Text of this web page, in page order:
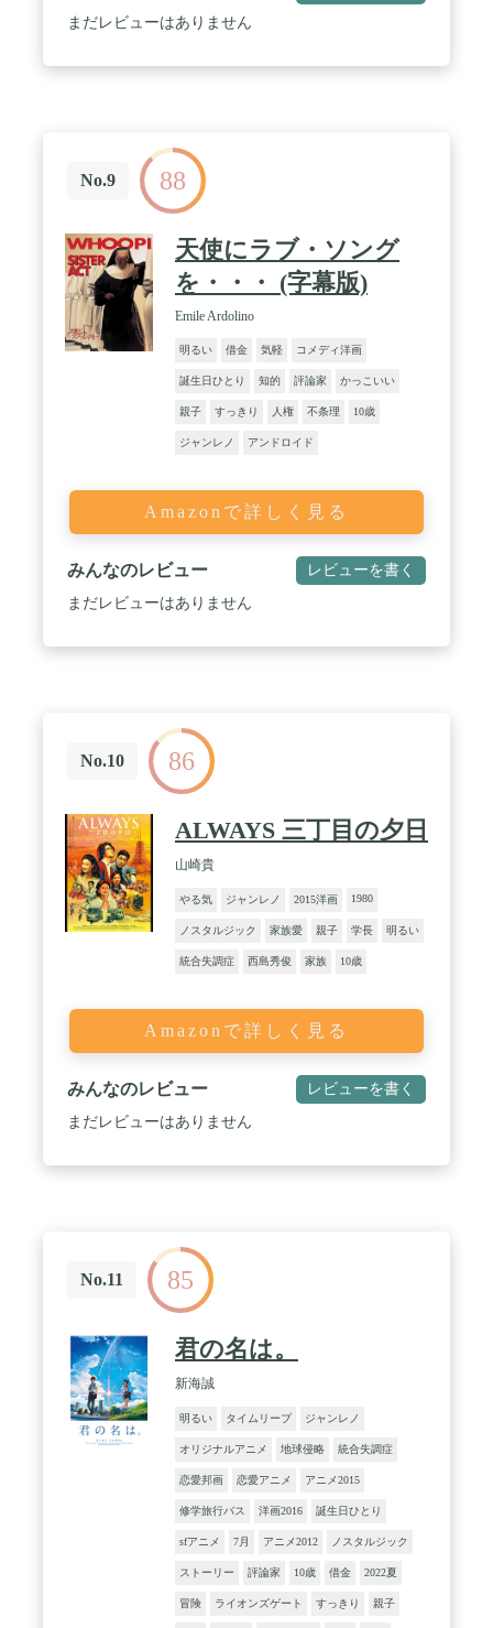
まだレビューはありません
No.9 88
天使にラブ・ソング
を・・・ (字幕版)
Emile Ardolino
明るい 借金 気軽 コメディ洋画
誕生日ひとり 知的 評論家 かっこいい
親子 すっきり 人権 不条理 10歳
ジャンレノ アンドロイド
Amazonで詳しく見る
みんなのレビュー レビューを書く
まだレビューはありません
No.10 86
ALWAYS 三丁目の夕日
山崎貴
やる気 ジャンレノ 2015洋画 1980
ノスタルジック 家族愛 親子 学長 明るい
統合失調症 西島秀俊 家族 10歳
Amazonで詳しく見る
みんなのレビュー レビューを書く
まだレビューはありません
No.11 85
君の名は。
新海誠
明るい タイムリープ ジャンレノ
オリジナルアニメ 地球侵略 統合失調症
恋愛邦画 恋愛アニメ アニメ2015
修学旅行バス 洋画2016 誕生日ひとり
sfアニメ 7月 アニメ2012 ノスタルジック
ストーリー 評論家 10歳 借金 2022夏
冒険 ライオンズゲート すっきり 親子